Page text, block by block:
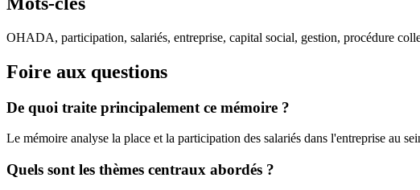
OHADA, participation, salariés, entreprise, capital social, gestion, procédure
Foire aux questions
De quoi traite principalement ce mémoire ?
Le mémoire analyse la place et la participation des salariés dans l'entreprise au
Quels sont les thèmes centraux abordés ?